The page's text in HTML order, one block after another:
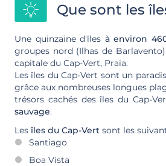
Que sont les
Une quinzaine d'îles à environ
groupes nord (Ilhas de
capitale du Cap-Vert, Praia.
Les îles du Cap-Vert sont un
grâce aux nombreuses longues
trésors cachés des îles du Cap-
sauvage.
Les îles du Cap-Vert sont les
Santiago
Boa Vista